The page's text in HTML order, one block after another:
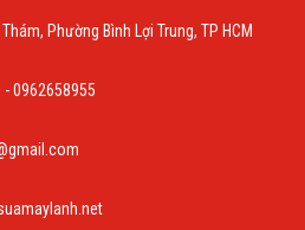
Phường Bình Lợi Trung, TP HCM
0962658955